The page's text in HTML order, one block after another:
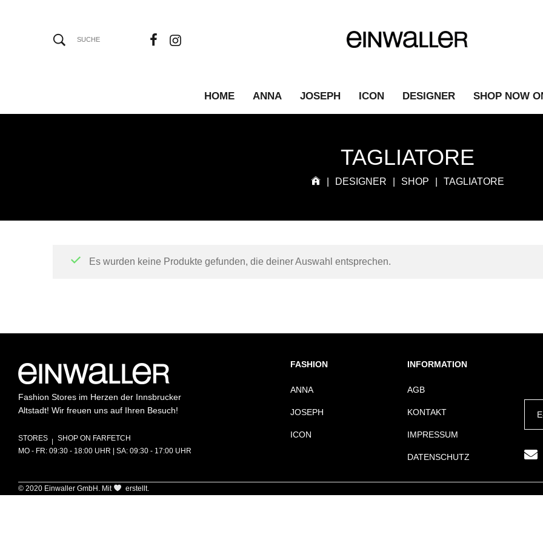
HOME ANNA JOSEPH ICON DESIGNER SHOP NOW
TAGLIATORE
DESIGNER SHOP TAGLIATORE
Es wurden keine Produkte gefunden, die deiner Auswahl entsprechen.
Fashion Stores im Herzen der Innsbrucker
Altstadt! Wir freuen uns auf Ihren Besuch!
STORES
SHOP ON FARFETCH
MO - FR: 09:30 - 18:00 UHR | SA: 09:30 - 17:00 UHR
FASHION
ANNA
JOSEPH
ICON
INFORMATION
AGB
KONTAKT
IMPRESSUM
DATENSCHUTZ
© 2020 Einwaller GmbH. Mit erstellt.